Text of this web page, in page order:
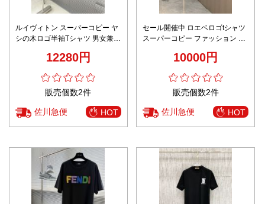
ルイヴィトン スーパーコピー ヤ
シの木ロゴ半袖Tシャツ 男女兼用
12280円
販売個数2件
佐川急便 HOT
セール開催中 ロエベロゴtシャツ
スーパーコピー ファッション 純
10000円
販売個数2件
佐川急便 HOT